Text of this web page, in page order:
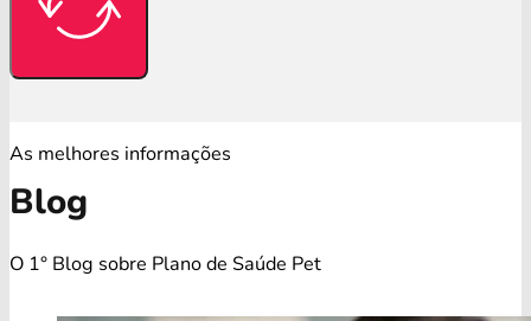
As melhores informações
Blog
O 1° Blog sobre Plano de Saúde Pet